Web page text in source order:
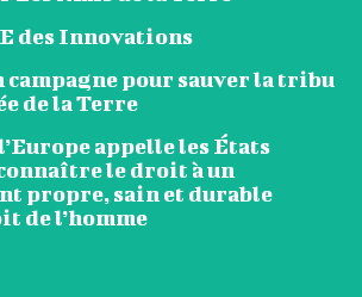
des Innovations
pour sauver la tribu
de la Terre
appelle les États
le droit à un
propre, sain et durable
de l’homme